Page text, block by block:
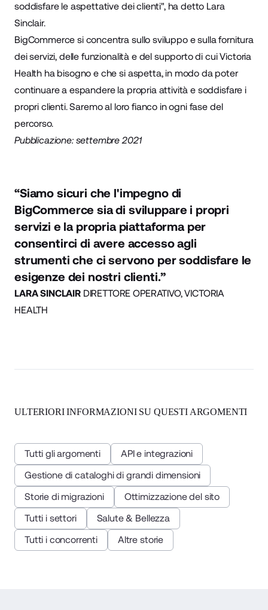
soddisfare le aspettative dei clienti", ha detto Lara
Sinclair.
BigCommerce si concentra sullo sviluppo e sulla fornitura
dei servizi, delle funzionalità e del supporto di cui Victoria
Health ha bisogno e che si aspetta, in modo da poter
continuare a espandere la propria attività e soddisfare i
propri clienti. Saremo al loro fianco in ogni fase del
percorso.
Pubblicazione: settembre 2021
“Siamo sicuri che l'impegno di
BigCommerce sia di sviluppare i propri
servizi e la propria piattaforma per
consentirci di avere accesso agli
strumenti che ci servono per soddisfare le
esigenze dei nostri clienti.”
LARA SINCLAIRDIRETTORE OPERATIVO, VICTORIA
HEALTH
ULTERIORI INFORMAZIONI SU QUESTI ARGOMENTI
Tutti gli argomenti
API e integrazioni
Gestione di cataloghi di grandi dimensioni
Storie di migrazioni
Ottimizzazione del sito
Tutti i settori
Salute & Bellezza
Tutti i concorrenti
Altre storie